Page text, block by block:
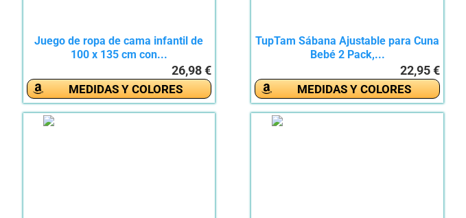
Juego de ropa de cama infantil de
100 x 135 cm con...
26,98 €
MEDIDAS Y COLORES
TupTam Sábana Ajustable para Cuna
Bebé 2 Pack,...
22,95 €
MEDIDAS Y COLORES